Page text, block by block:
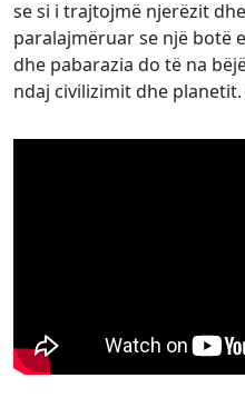
se si i trajtojmë njerëzit
paralajmëruar se një botë
dhe pabarazia do të na
ndaj civilizimit dhe